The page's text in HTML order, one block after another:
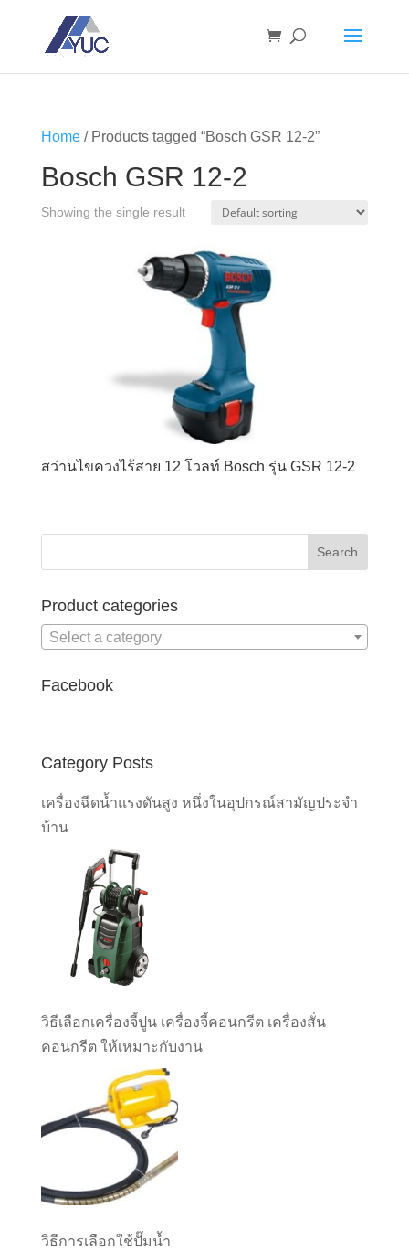
Home/ Products tagged “Bosch GSR 12-2”
Bosch GSR 12-2
Showing the single result
สว่านไขควงไร้สาย 12 โวลท์ Bosch รุ่น GSR 12-2
Product categories
Select a category
Facebook
Category Posts
เครื่องฉีดน้ำแรงดันสูง หนึ่งในอุปกรณ์สามัญประจำ
บ้าน
วิธีเลือกเครื่องจี้ปูน เครื่องจี้คอนกรีต เครื่องสั่น
คอนกรีต ให้เหมาะกับงาน
วิธีการเลือกใช้ปั๊มน้ำ